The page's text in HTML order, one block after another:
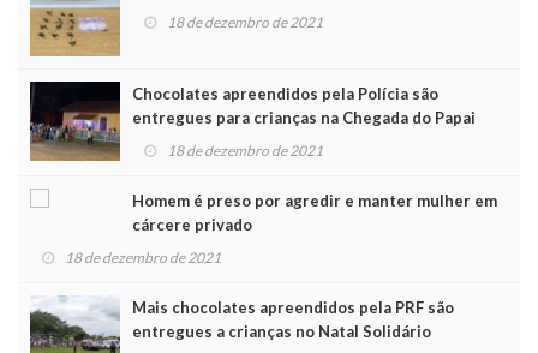
18 de dezembro de 2021
Chocolates apreendidos pela Polícia são
entregues para crianças na Chegada do Papai
Noel
18 de dezembro de 2021
Homem é preso por agredir e manter mulher em
cárcere privado
18 de dezembro de 2021
Mais chocolates apreendidos pela PRF são
entregues a crianças no Natal Solidário